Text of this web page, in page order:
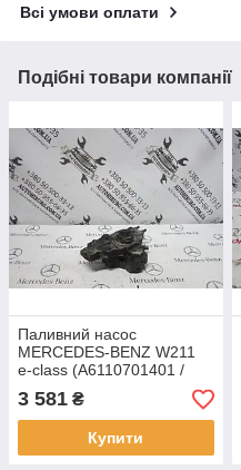
Всі умови оплати
Подібні товари компанії
Паливний насос
MERCEDES-BENZ W211
e-class (A6110701401 /
0445010048)
3 581 ₴
Купити